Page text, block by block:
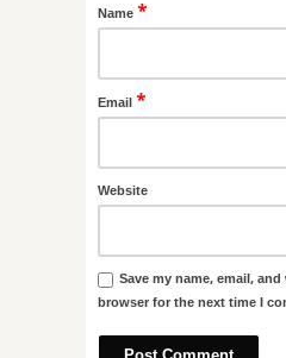
Name *
Email *
Website
Save my name, email,
browser for the next time I